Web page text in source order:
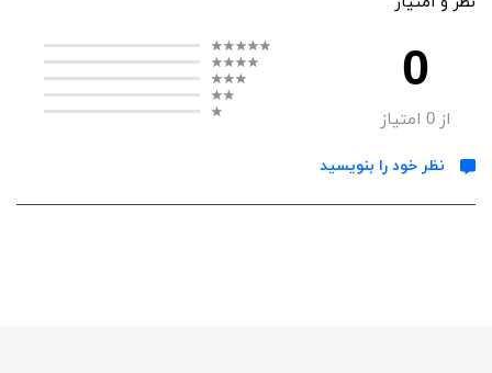
0
از0 امتیاز
نظر خود را بنویسید